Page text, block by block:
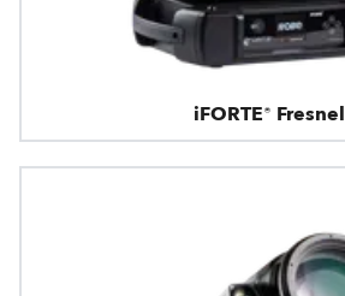
iFORTE® Fresnel